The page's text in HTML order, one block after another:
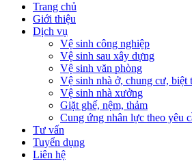
Trang chủ
Giới thiệu
Dịch vụ
Vệ sinh công nghiệp
Vệ sinh sau xây dựng
Vệ sinh văn phòng
Vệ sinh nhà ở, chung cư, biệt
Vệ sinh nhà xưởng
Giặt ghế, nệm, thảm
Cung ứng nhân lực theo yêu
Tư vấn
Tuyển dụng
Liên hệ